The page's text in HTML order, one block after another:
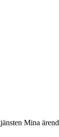
Mina